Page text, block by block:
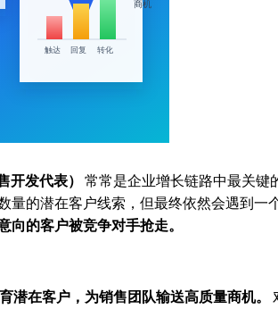
发代表）
常常是企业增长链路中最关键
量的潜在客户线索，但最终依然会遇到一
的客户被竞争对手抢走。
潜在客户，为销售团队输送高质量商机。